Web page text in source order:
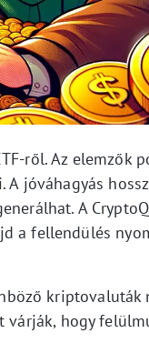
ről. Az elemzők
A jóváhagyás
A
a fellendülés
kriptovaluták
várják, hogy